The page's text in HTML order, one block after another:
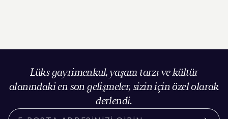
Lüks gayrimenkul, yaşam tarzı ve kültür
alanındaki en son gelişmeler, sizin için özel olarak
derlendi.